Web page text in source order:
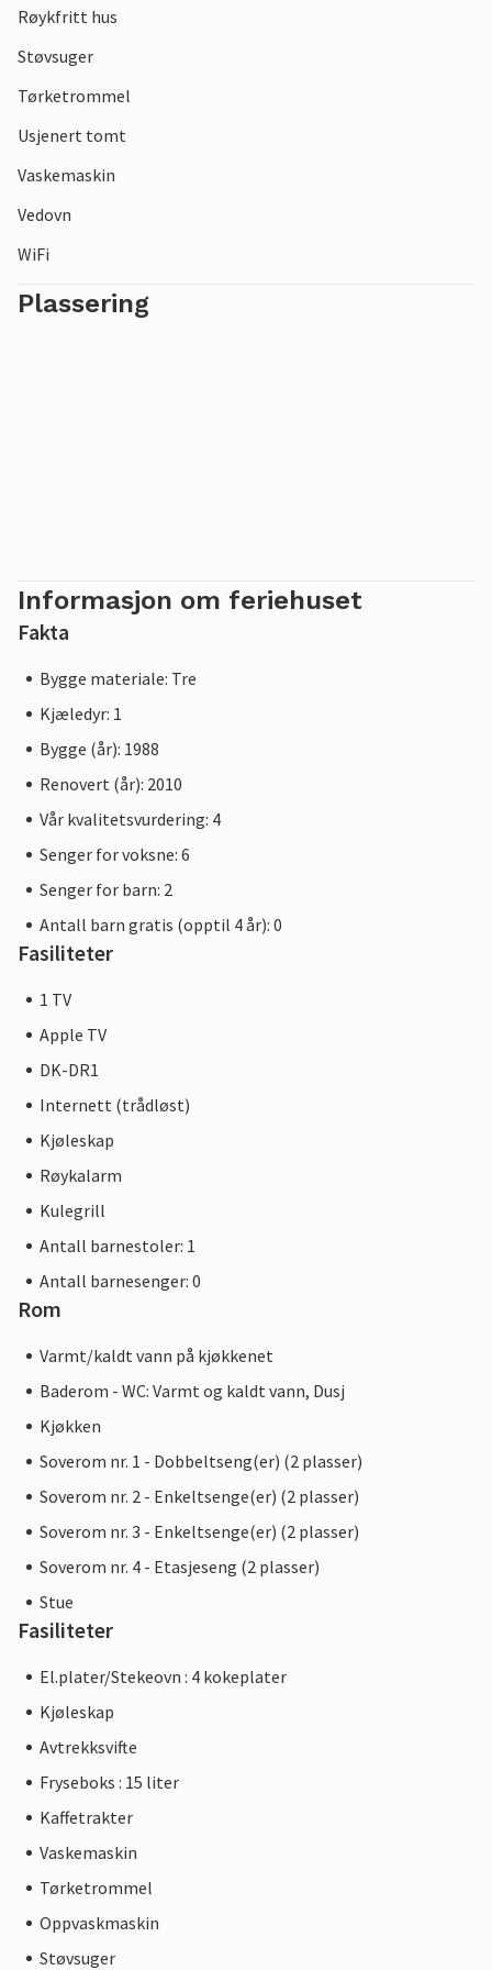
av i sanden.
nordligste delen av Danmark.
Røykfritt hus
Støvsuger
Tørketrommel
Usjenert tomt
Vaskemaskin
Vedovn
WiFi
Plassering
Informasjon om feriehuset
Fakta
Bygge materiale: Tre
Kjæledyr: 1
Bygge (år): 1988
Renovert (år): 2010
Vår kvalitetsvurdering: 4
Senger for voksne: 6
Senger for barn: 2
Antall barn gratis (opptil 4 år): 0
Fasiliteter
1 TV
Apple TV
DK-DR1
Internett (trådløst)
Kjøleskap
Røykalarm
Kulegrill
Antall barnestoler: 1
Antall barnesenger: 0
Rom
Varmt/kaldt vann på kjøkkenet
Baderom - WC: Varmt og kaldt vann, Dusj
Kjøkken
Soverom nr. 1 - Dobbeltseng(er) (2 plasser)
Soverom nr. 2 - Enkeltsenge(er) (2 plasser)
Soverom nr. 3 - Enkeltsenge(er) (2 plasser)
Soverom nr. 4 - Etasjeseng (2 plasser)
Stue
Fasiliteter
El.plater/Stekeovn : 4 kokeplater
Kjøleskap
Avtrekksvifte
Fryseboks : 15 liter
Kaffetrakter
Vaskemaskin
Tørketrommel
Oppvaskmaskin
Støvsuger